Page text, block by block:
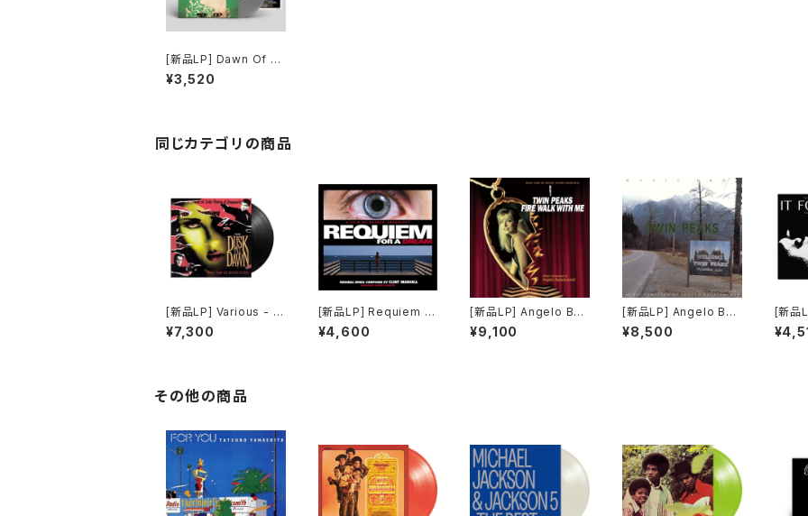
[新品LP] Dawn Of T
¥3,520
同じカテゴリの商品
[新品LP] Various - Fr
om Dusk Till Dawn
(Music From The M
¥7,300
[新品LP] Requiem F
or A Dream / レクイ
エム・フォー・ドリーム
¥4,600
[新品LP] Angelo Bad
alamenti ? Twin Pea
ks - Fire Walk With
¥9,100
[新品LP] Angelo Bad
alamenti - Music Fr
om Twin Peaks (180
¥8,500
[新品
ace
ited
その他の商品